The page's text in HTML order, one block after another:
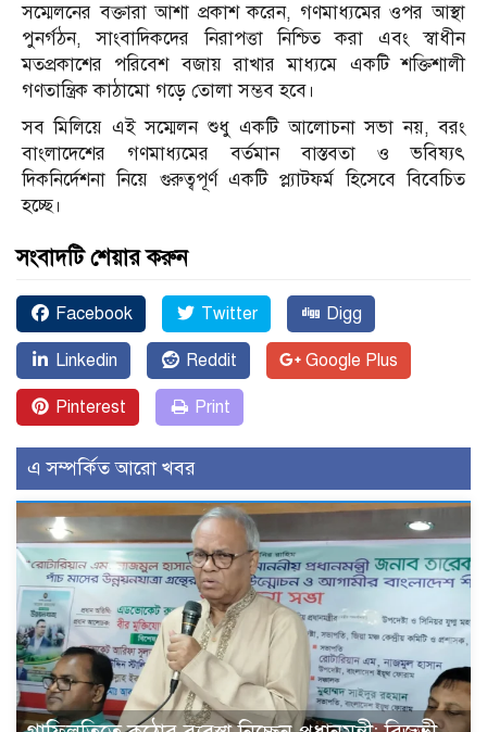
সম্মেলনের বক্তারা আশা প্রকাশ করেন, গণমাধ্যমের ওপর আস্থা
পুনর্গঠন, সাংবাদিকদের নিরাপত্তা নিশ্চিত করা এবং স্বাধীন
মতপ্রকাশের পরিবেশ বজায় রাখার মাধ্যমে একটি শক্তিশালী
গণতান্ত্রিক কাঠামো গড়ে তোলা সম্ভব হবে।
সব মিলিয়ে এই সম্মেলন শুধু একটি আলোচনা সভা নয়, বরং
বাংলাদেশের গণমাধ্যমের বর্তমান বাস্তবতা ও ভবিষ্যৎ
দিকনির্দেশনা নিয়ে গুরুত্বপূর্ণ একটি প্ল্যাটফর্ম হিসেবে বিবেচিত
হচ্ছে।
সংবাদটি শেয়ার করুন
Facebook Twitter Digg
Linkedin Reddit Google Plus
Pinterest Print
এ সম্পর্কিত আরো খবর